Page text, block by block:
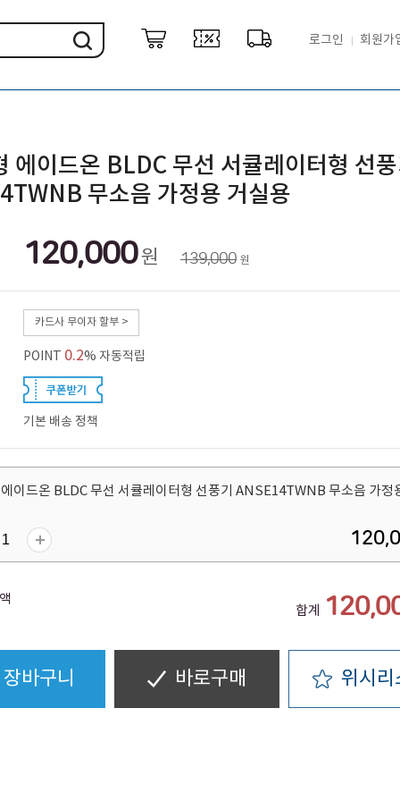
로그인 회원가
에이드온 BLDC 무선 서큘레이터형 선
무소음 가정용 거실용
120,000원 139,000 원
카드사 무이자 할부 >
POINT 0.2% 자동적립
기본 배송 정책
이드온 BLDC 무선 서큘레이터형 선풍기 ANSE14TWNB 무소음 가정
합계
바구니 바로구매 위시리